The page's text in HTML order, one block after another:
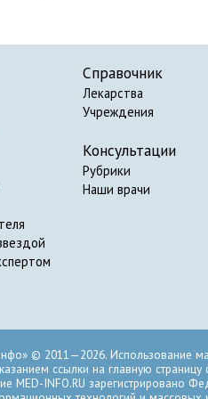
Справочник
Лекарства
Учреждения
Консультации
Рубрики
Наши врачи
© 2011—2026. Использование
ссылки на главную страницу
MED-INFO.RU зарегистрировано